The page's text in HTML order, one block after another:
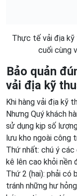
Thực tế vải địa
cuối cùng
Bảo quản
vải địa kỹ
Khi hàng vải địa kỹ
Nhưng Quý khách
sử dụng kịp số
lưu kho ngoài công
Thứ nhất: chú ý
kê lên cao khỏi nền
Thứ 2 (hai): phải có
tránh những hư